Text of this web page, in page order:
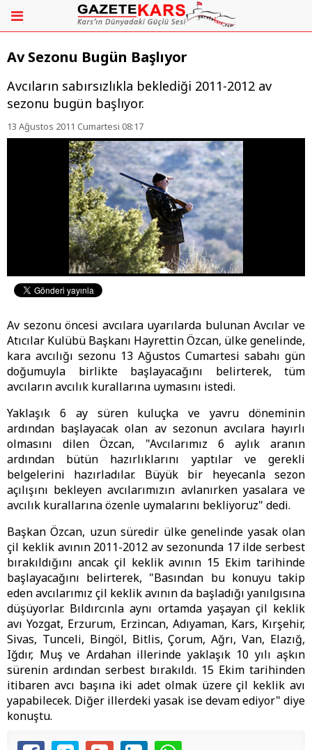
Av Sezonu Bugün Başlıyor
Avcıların sabırsızlıkla beklediği 2011-2012 av
sezonu bugün başlıyor.
13 Ağustos 2011 Cumartesi 08:17
Av sezonu öncesi avcılara uyarılarda bulunan Avcılar ve
Atıcılar Kulübü Başkanı Hayrettin Özcan, ülke genelinde,
kara avcılığı sezonu 13 Ağustos Cumartesi sabahı gün
doğumuyla birlikte başlayacağını belirterek, tüm
avcıların avcılık kurallarına uymasını istedi.
Yaklaşık 6 ay süren kuluçka ve yavru döneminin
ardından başlayacak olan av sezonun avcılara hayırlı
olmasını dilen Özcan, "Avcılarımız 6 aylık aranın
ardından bütün hazırlıklarını yaptılar ve gerekli
belgelerini hazırladılar. Büyük bir heyecanla sezon
açılışını bekleyen avcılarımızın avlanırken yasalara ve
avcılık kurallarına özenle uymalarını bekliyoruz" dedi.
Başkan Özcan, uzun süredir ülke genelinde yasak olan
çil keklik avının 2011-2012 av sezonunda 17 ilde serbest
bırakıldığını ancak çil keklik avının 15 Ekim tarihinde
başlayacağını belirterek, "Basından bu konuyu takip
eden avcılarımız çil keklik avının da başladığı yanılgısına
düşüyorlar. Bıldırcınla aynı ortamda yaşayan çil keklik
avı Yozgat, Erzurum, Erzincan, Adıyaman, Kars, Kırşehir,
Sivas, Tunceli, Bingöl, Bitlis, Çorum, Ağrı, Van, Elazığ,
Iğdır, Muş ve Ardahan illerinde yaklaşık 10 yılı aşkın
sürenin ardından serbest bırakıldı. 15 Ekim tarihinden
itibaren avcı başına iki adet olmak üzere çil keklik avı
yapabilecek. Diğer illerdeki yasak ise devam ediyor" diye
konuştu.